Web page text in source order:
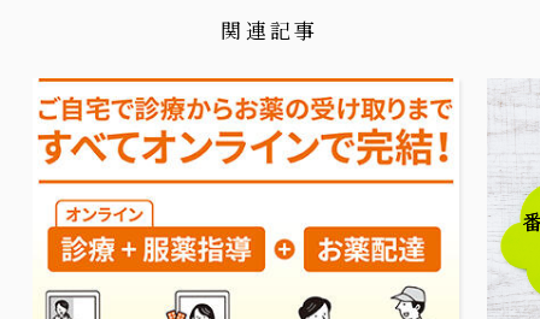
関連記事